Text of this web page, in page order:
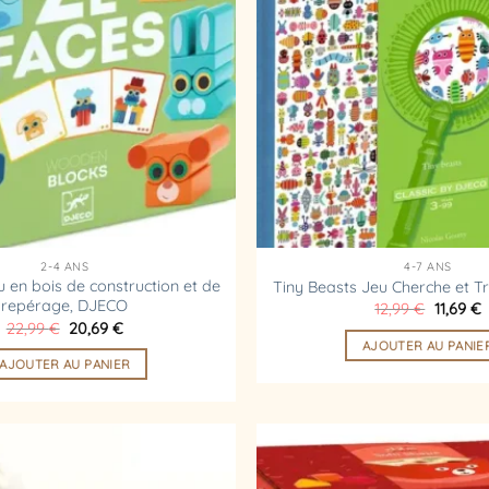
d’envies
2-4 ANS
en bois de construction et de
repérage, DJECO
22,99€ Le
prix
initial
était :
20,69 €Le
actuel
est :
AJOUTER AU PANIER
4-7 ANS
Tiny Beasts Jeu Cherche et
12,99€ Le
prix
initial
était :
11,69 €Le
AJOUTER AU